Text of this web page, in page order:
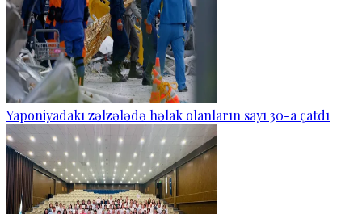
Yaponiyadakı zəlzələdə həlak olanların sayı 30-a çatdı